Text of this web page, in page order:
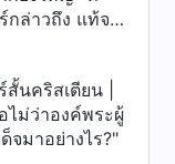
แห่งพระ
กรวาล:
| "การ
แห่งพระ
กรวาล:
ล่าวถึง แท้จริง
นคริสเตียน |
ม่ว่าองค์พระผู้
ด็จมาอย่างไร?"